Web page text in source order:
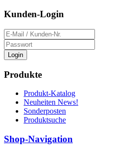
Kunden-Login
Login
Produkte
Produkt-Katalog
Neuheiten News!
Sonderposten
Produktsuche
Shop-Navigation